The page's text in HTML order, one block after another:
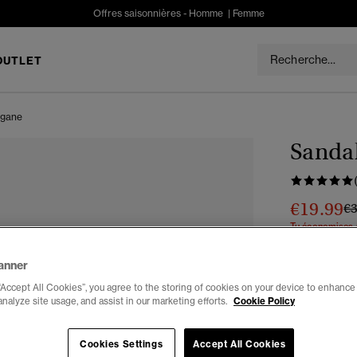
Offres saisonnières - Homme| Femme
€19.99
Tu économises
All Cookies”, you agree to the storing of cookies on your device to
site usage, and assist in our marketing efforts. Cookie Policy
Cookies Settings Accept All Cookies